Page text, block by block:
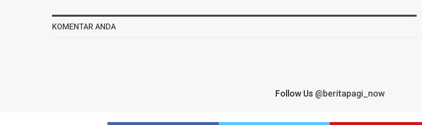
KOMENTAR ANDA
Follow Us @beritapagi_now